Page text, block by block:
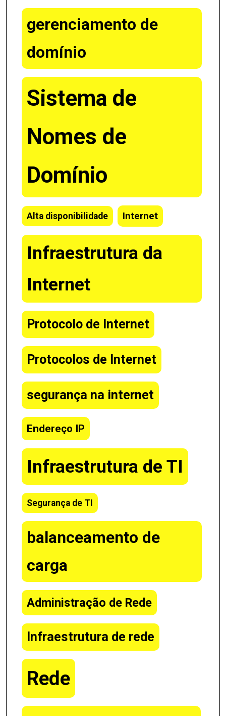
gerenciamento de
domínio
Sistema de
Nomes de
Domínio
Alta disponibilidade Internet
Infraestrutura da
Internet
Protocolo de Internet
Protocolos de Internet
segurança na internet
Endereço IP
Infraestrutura de TI
Segurança de TI
balanceamento de
carga
Administração de Rede
Infraestrutura de rede
Rede